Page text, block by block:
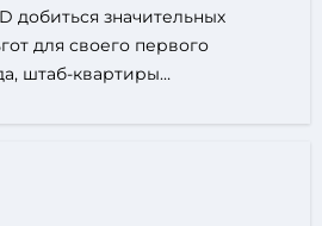
добиться значительных
для своего первого
штаб-квартиры…